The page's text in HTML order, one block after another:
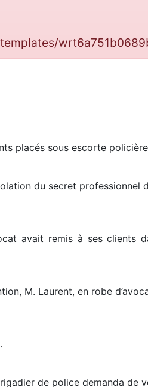
placés sous escorte
du secret professionnel
avait remis à ses clients
M. Laurent, en robe
de police demanda de